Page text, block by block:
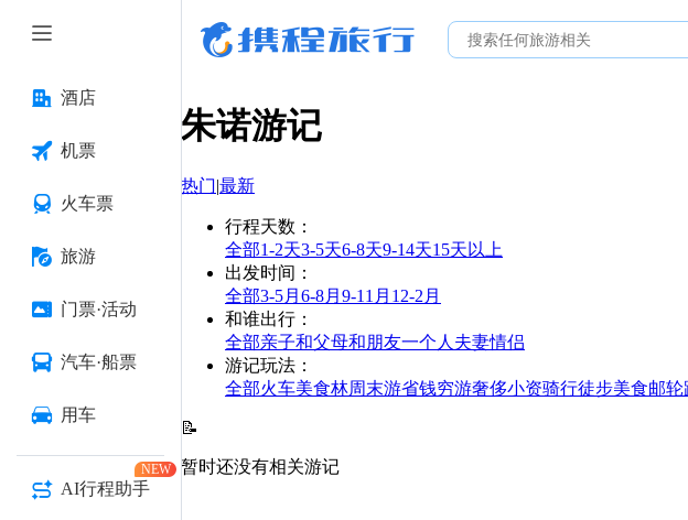
酒店
机票
火车票
旅游
门票·活动
汽车·船票
用车
AI行程助手
NEW
朱诺游记
热门|最新
行程天数 ：
全部1-2天3-5天6-8天9-14天15天以上
出发时间 ：
全部3-5月 6-8月 9-11月 12-2月
和谁出行 ：
全部亲子和父母和朋友一个人 夫妻情侣
游记玩法 ：
全部火车美食林周末游省钱穷游奢侈小资骑行徒步美食邮轮
📝
暂时还没有相关游记